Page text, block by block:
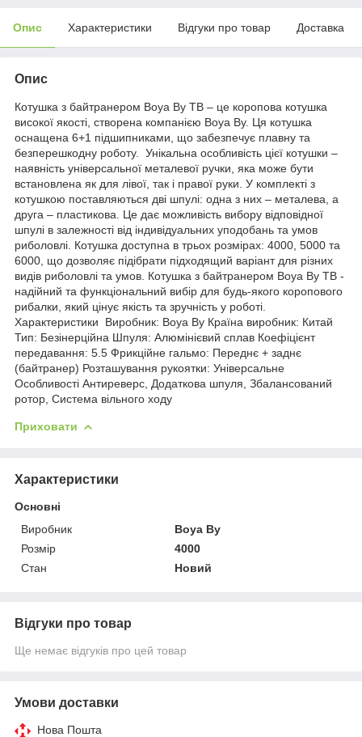
Опис Характеристики Відгуки про товар Доставка
Опис
Котушка з байтранером Boya By TB – це коропова котушка
високої якості, створена компанією Boya By. Ця котушка
оснащена 6+1 підшипниками, що забезпечує плавну та
безперешкодну роботу. Унікальна особливість цієї котушки –
наявність універсальної металевої ручки, яка може бути
встановлена ​​як для лівої, так і правої руки. У комплекті з
котушкою поставляються дві шпулі: одна з них – металева, а
друга – пластикова. Це дає можливість вибору відповідної
шпулі в залежності від індивідуальних уподобань та умов
риболовлі. Котушка доступна в трьох розмірах: 4000, 5000 та
6000, що дозволяє підібрати підходящий варіант для різних
видів риболовлі та умов. Котушка з байтранером Boya By TB -
надійний та функціональний вибір для будь-якого коропового
рибалки, який цінує якість та зручність у роботі.
Характеристики Виробник: Boya By Країна виробник: Китай
Тип: Безінерційна Шпуля: Алюмінієвий сплав Коефіцієнт
передавання: 5.5 Фрикційне гальмо: Переднє + заднє
(байтранер) Розташування рукоятки: Універсальне
Особливості Антиреверс, Додаткова шпуля, Збалансований
ротор, Система вільного ходу
Приховати
Характеристики
Основні
Виробник
Boya By
Розмір
4000
Стан
Новий
Відгуки про товар
Ще немає відгуків про цей товар
Умови доставки
Нова Пошта